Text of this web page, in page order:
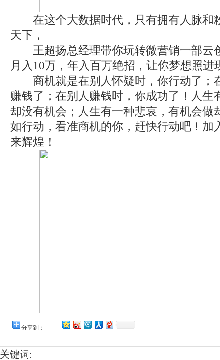
在这个大数据时代，只有拥有人脉和
天下，
王超扬总经理带你玩转微营销一部云
月入10万，年入百万绝招，让你梦想照进
商机就是在别人怀疑时，你行动了；
赚钱了；在别人赚钱时，你成功了！人生
却没有机会；人生有一种悲哀，有机会做
如行动，看准商机的你，赶快行动吧！加
来辉煌！
分享到：
关键词: